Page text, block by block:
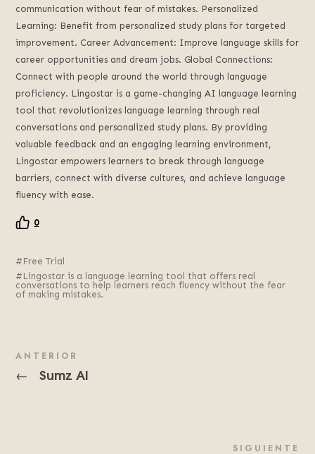
communication without fear of mistakes. Personalized
Learning: Benefit from personalized study plans for targeted
improvement. Career Advancement: Improve language skills for
career opportunities and dream jobs. Global Connections:
Connect with people around the world through language
proficiency. Lingostar is a game-changing AI language learning
tool that revolutionizes language learning through real
conversations and personalized study plans. By providing
valuable feedback and an engaging learning environment,
Lingostar empowers learners to break through language
barriers, connect with diverse cultures, and achieve language
fluency with ease.
0
Free Trial
Lingostar is a language learning tool that offers real
conversations to help learners reach fluency without the fear
of making mistakes.
ANTERIOR
← Sumz AI
SIGUIENTE